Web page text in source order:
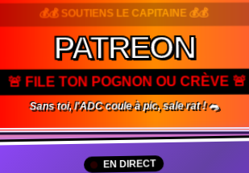
💰💰 SOUTIENS LE CAPITAINE 💰💰
PATREON
🚨 FILE TON POGNON OU CRÈVE 🚨
Sans toi, l'ADC coule à pic, sale rat ! 🐀
EN DIRECT